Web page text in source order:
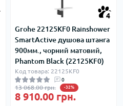
4
Grohe 22125KF0 Rainshower
SmartActive душова штанга
900мм., чорний матовий,
Phantom Black (22125KF0)
Код товара: 22125KF0
0
13 068.00 грн. -32%
8 910.00 грн.